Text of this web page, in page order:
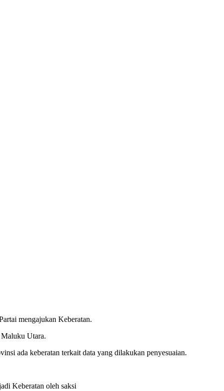
mengajukan Keberatan.
Maluku Utara.
ada keberatan terkait data yang dilakukan penyesuaian.
Keberatan oleh saksi